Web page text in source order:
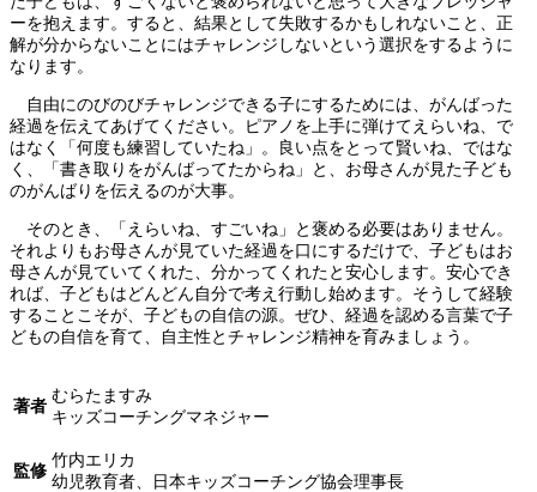
ーを抱えます。すると、結果として失敗するかもしれないこと、正
解が分からないことにはチャレンジしないという選択をするように
なります。
自由にのびのびチャレンジできる子にするためには、がんばった
経過を伝えてあげてください。ピアノを上手に弾けてえらいね、で
はなく「何度も練習していたね」。良い点をとって賢いね、ではな
く、「書き取りをがんばってたからね」と、お母さんが見た子ども
のがんばりを伝えるのが大事。
そのとき、「えらいね、すごいね」と褒める必要はありません。
それよりもお母さんが見ていた経過を口にするだけで、子どもはお
母さんが見ていてくれた、分かってくれたと安心します。安心でき
れば、子どもはどんどん自分で考え行動し始めます。そうして経験
することこそが、子どもの自信の源。ぜひ、経過を認める言葉で子
どもの自信を育て、自主性とチャレンジ精神を育みましょう。
著者
むらたますみ
キッズコーチングマネジャー
監修
竹内エリカ
幼児教育者、日本キッズコーチング協会理事長